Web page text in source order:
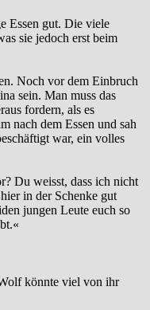
Essen gut. Die viele
sie jedoch erst beim
Noch vor dem Einbruch
sein. Man muss das
fordern, als es
nach dem Essen und sah
war, ein volles
Du weisst, dass ich nicht
in der Schenke gut
jungen Leute euch so
könnte viel von ihr